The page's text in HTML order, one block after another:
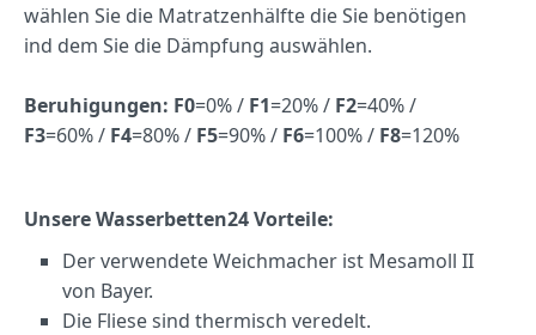
wählen Sie die Matratzenhälfte die Sie benötigen
ind dem Sie die Dämpfung auswählen.
Beruhigungen: F0=0% / F1=20% / F2=40% /
F3=60% / F4=80% / F5=90% / F6=100% / F8=120%
Unsere Wasserbetten24 Vorteile:
Der verwendete Weichmacher ist Mesamoll II
von Bayer.
Die Fliese sind thermisch veredelt.